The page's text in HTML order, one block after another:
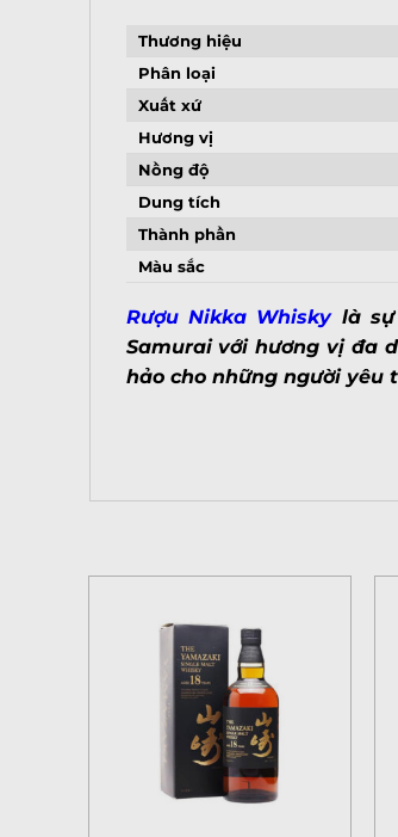
Thương hiệu
Phân loại
Xuất xứ
Hương vị
Nồng độ
Dung tích
Thành phần
Màu sắc
Rượu Nikka Whiskylà sự
Samurai với hương vị đa
hảo cho những người yêu